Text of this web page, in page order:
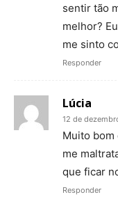
sentir tão
melhor?
me sinto
Responder
Lúcia
12 de
Muito bom
me
que ficar
Responder